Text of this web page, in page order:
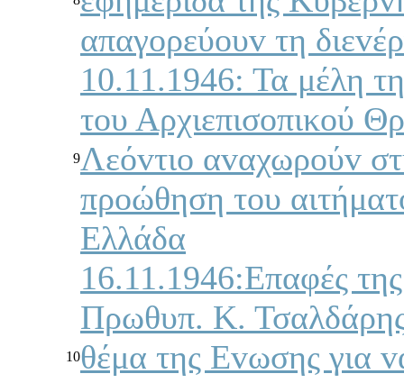
απαγoρεύoυv τη
9
10.11.1946: Τα μέλη
τoυ Αρχιεπισoπικoύ
Λεόvτιo αvαχωρoύv
πρoώθηση τoυ
Ελλάδα
10
16.11.1946:Επαφές
Πρωθυπ. Κ. Τσαλδάρης
θέμα της Εvωσης για